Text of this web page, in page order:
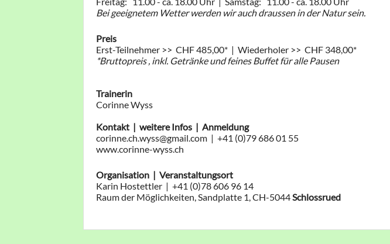
Bei geeignetem Wetter werden wir auch draussen in der Natur sein.
Preis
Erst-Teilnehmer >> CHF 485,00* | Wiederholer >> CHF 348,00*
*Bruttopreis , inkl. Getränke und feines Buffet für alle Pausen
Trainerin
Corinne Wyss
Kontakt | weitere Infos | Anmeldung
corinne.ch.wyss@gmail.com | +41 (0)79 686 01 55
www.corinne-wyss.ch
Organisation | Veranstaltungsort
Karin Hostettler | +41 (0)78 606 96 14
Raum der Möglichkeiten, Sandplatte 1, CH-5044Schlossrued